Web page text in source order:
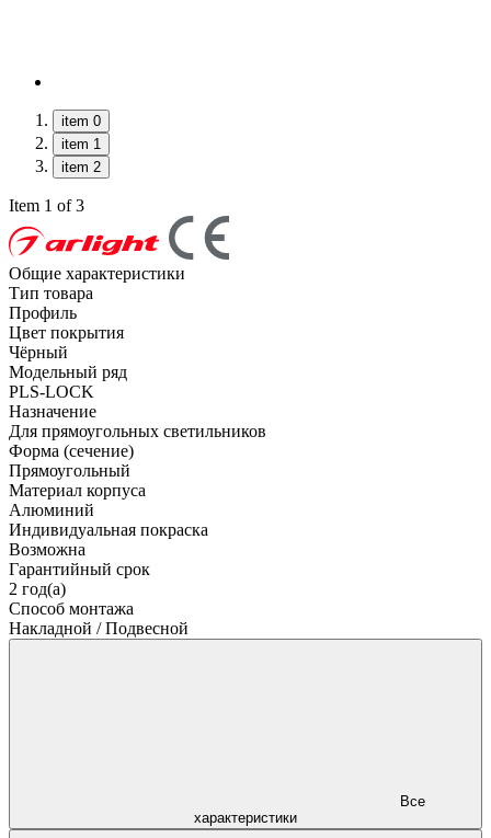
item 0
item 1
item 2
Item 1 of 3
Общие характеристики
Тип товара
Профиль
Цвет покрытия
Чёрный
Модельный ряд
PLS-LOCK
Назначение
Для прямоугольных светильников
Форма (сечение)
Прямоугольный
Материал корпуса
Алюминий
Индивидуальная покраска
Возможна
Гарантийный срок
2 год(а)
Способ монтажа
Накладной / Подвесной
характеристики